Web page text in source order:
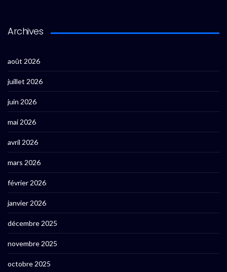
Archives
août 2026
juillet 2026
juin 2026
mai 2026
avril 2026
mars 2026
février 2026
janvier 2026
décembre 2025
novembre 2025
octobre 2025